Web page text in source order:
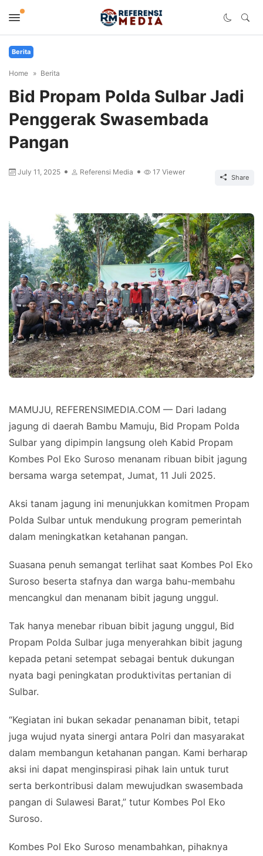
Berita
Home Berita
Bid Propam Polda Sulbar Jadi
Penggerak Swasembada
Pangan
July 11, 2025 Referensi Media 17 Viewer
Share
MAMUJU, REFERENSIMEDIA.COM — Dari ladang
jagung di daerah Bambu Mamuju, Bid Propam Polda
Sulbar yang dipimpin langsung oleh Kabid Propam
Kombes Pol Eko Suroso menanam ribuan bibit jagung
bersama warga setempat, Jumat, 11 Juli 2025.
Aksi tanam jagung ini menunjukkan komitmen Propam
Polda Sulbar untuk mendukung program pemerintah
dalam meningkatkan ketahanan pangan.
Suasana penuh semangat terlihat saat Kombes Pol Eko
Suroso beserta stafnya dan warga bahu-membahu
mencangkul dan menanam bibit jagung unggul.
Tak hanya menebar ribuan bibit jagung unggul, Bid
Propam Polda Sulbar juga menyerahkan bibit jagung
kepada petani setempat sebagai bentuk dukungan
nyata bagi peningkatan produktivitas pertanian di
Sulbar.
“Kegiatan ini bukan sekadar penanaman bibit, tetapi
juga wujud nyata sinergi antara Polri dan masyarakat
dalam membangun ketahanan pangan. Kami berharap
aksi ini dapat menginspirasi pihak lain untuk turut
serta berkontribusi dalam mewujudkan swasembada
pangan di Sulawesi Barat,” tutur Kombes Pol Eko
Suroso.
Kombes Pol Eko Suroso menambahkan, pihaknya